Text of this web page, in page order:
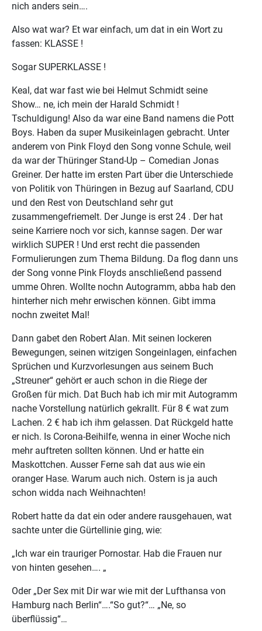
nich anders sein….
Also wat war? Et war einfach, um dat in ein Wort zu
fassen: KLASSE !
Sogar SUPERKLASSE !
Keal, dat war fast wie bei Helmut Schmidt seine
Show… ne, ich mein der Harald Schmidt !
Tschuldigung! Also da war eine Band namens die Pott
Boys. Haben da super Musikeinlagen gebracht. Unter
anderem von Pink Floyd den Song vonne Schule, weil
da war der Thüringer Stand-Up – Comedian Jonas
Greiner. Der hatte im ersten Part über die Unterschiede
von Politik von Thüringen in Bezug auf Saarland, CDU
und den Rest von Deutschland sehr gut
zusammengefriemelt. Der Junge is erst 24 . Der hat
seine Karriere noch vor sich, kannse sagen. Der war
wirklich SUPER ! Und erst recht die passenden
Formulierungen zum Thema Bildung. Da flog dann uns
der Song vonne Pink Floyds anschließend passend
umme Ohren. Wollte nochn Autogramm, abba hab den
hinterher nich mehr erwischen können. Gibt imma
nochn zweitet Mal!
Dann gabet den Robert Alan. Mit seinen lockeren
Bewegungen, seinen witzigen Songeinlagen, einfachen
Sprüchen und Kurzvorlesungen aus seinem Buch
„Streuner“ gehört er auch schon in die Riege der
Großen für mich. Dat Buch hab ich mir mit Autogramm
nache Vorstellung natürlich gekrallt. Für 8 € wat zum
Lachen. 2 € hab ich ihm gelassen. Dat Rückgeld hatte
er nich. Is Corona-Beihilfe, wenna in einer Woche nich
mehr auftreten sollten können. Und er hatte ein
Maskottchen. Ausser Ferne sah dat aus wie ein
oranger Hase. Warum auch nich. Ostern is ja auch
schon widda nach Weihnachten!
Robert hatte da dat ein oder andere rausgehauen, wat
sachte unter die Gürtellinie ging, wie:
„Ich war ein trauriger Pornostar. Hab die Frauen nur
von hinten gesehen…. „
Oder „Der Sex mit Dir war wie mit der Lufthansa von
Hamburg nach Berlin“….“So gut?“… „Ne, so
überflüssig“…